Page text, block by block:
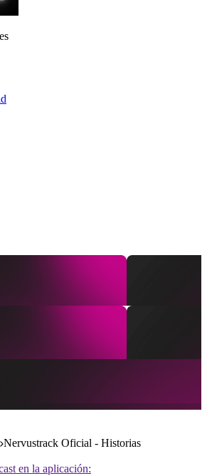
Nervustrack Oficial - Historias
en la aplicación: